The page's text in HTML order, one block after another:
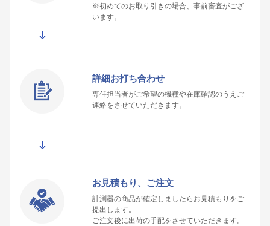
※初めてのお取り引きの場合、事前審査がござ
います。
詳細お打ち合わせ
専任担当者がご希望の機種や在庫確認のうえご
連絡をさせていただきます。
お見積もり、ご注文
計測器の商品が確定しましたらお見積もりをご
提出します。
ご注文後に出荷の手配をさせていただきます。